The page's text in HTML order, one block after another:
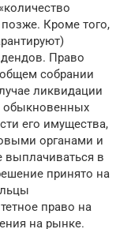
позже. Кроме того,
Право
общем собрании
ликвидации
обыкновенных
его имущества,
органами и
выплачиваться в
принято на
право на
на рынке.